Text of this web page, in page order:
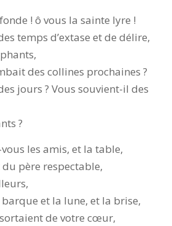
! ô vous la sainte lyre !
temps d’extase et de délire,
des collines prochaines ?
jours ? Vous souvient-il des
?
les amis, et la table,
père respectable,
barque et la lune, et la brise,
de votre cœur,